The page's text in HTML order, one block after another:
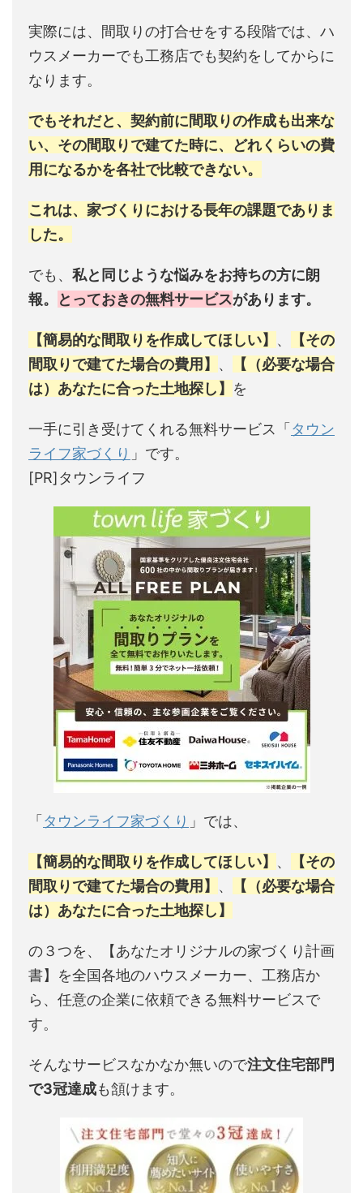
実際には、間取りの打合せをする段階では、ハ
ウスメーカーでも工務店でも契約をしてからに
なります。
でもそれだと、契約前に間取りの作成も出来な
い、その間取りで建てた時に、どれくらいの費
用になるかを各社で比較できない。
これは、家づくりにおける長年の課題でありま
した。
でも、 私と同じような悩みをお持ちの方に朗
報。
とっておきの無料サービスがあります。
【簡易的な間取りを作成してほしい】 、
【その
間取りで建てた場合の費用】 、
【（必要な場合
は）あなたに合った土地探し】 を
一手に引き受けてくれる無料サービス「タウン
ライフ家づくり 」です。
[PR]タウンライフ
「タウンライフ家づくり 」では、
【簡易的な間取りを作成してほしい】 、
【その
間取りで建てた場合の費用】 、
【（必要な場合
は）あなたに合った土地探し】
の３つを、【あなたオリジナルの家づくり計画
書】を全国各地のハウスメーカー、工務店か
ら、任意の企業に依頼できる無料サービスで
す。
そんなサービスなかなか無いので注文住宅部門
で3冠達成も頷けます。